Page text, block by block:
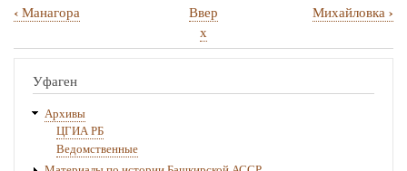
Перекрёстные
ссылки
книги
для
Минзитарово
‹ Манагора
Ввер
х
Михайловка ›
Уфаген
Архивы
ЦГИА РБ
Ведомственные